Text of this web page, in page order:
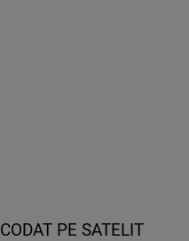
PE SATELIT